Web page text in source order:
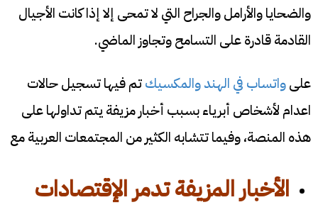
والضحايا والأرامل والجراح التي لا تمحى إلا إذا كانت الأجيال
القادمة قادرة على التسامح وتجاوز الماضي.
علىواتساب في الهند والمكسيكتم فيها تسجيل حالات
اعدام لأشخاص أبرياء بسبب أخبار مزيفة يتم تداولها على
هذه المنصة، وفيما تتشابه الكثير من المجتمعات العربية مع
الأخبار المزيفة تدمر الإقتصادات